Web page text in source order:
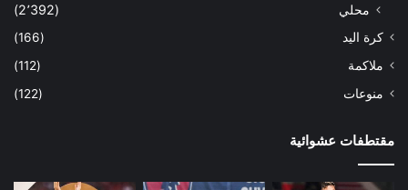
محلي
(2٬392)
كرة اليد
(166)
ملاكمة
(112)
منوعات
(122)
مقتطفات عشوائية